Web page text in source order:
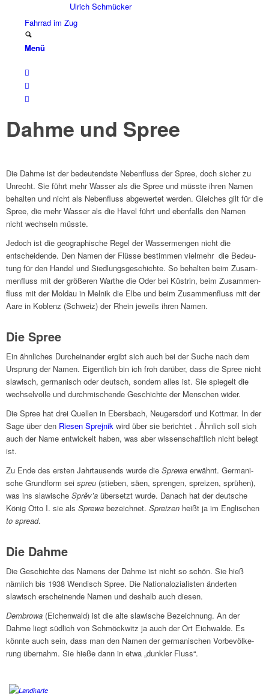
Ulrich Schmücker
Fahr­rad im Zug
Menü
Dahme und Spree
Die Dahme ist der bedeu­tend­ste Neben­fluss der Spree, doch sicher zu
Unrecht. Sie führt mehr Wasser als die Spree und müsste ihren Namen
behal­ten und nicht als Neben­fluss abge­wer­tet werden. Glei­ches gilt für die
Spree, die mehr Wasser als die Havel führt und eben­falls den Namen
nicht wech­seln müsste.
Jedoch ist die geogra­phi­sche Regel der Wasser­men­gen nicht die
entschei­dende. Den Namen der Flüsse bestim­men viel­mehr die Bedeu­
tung für den Handel und Sied­lungs­ge­schichte. So behal­ten beim Zusam­
men­fluss mit der größe­ren Warthe die Oder bei Küstrin, beim Zusam­men­
fluss mit der Moldau in Melnik die Elbe und beim Zusam­men­fluss mit der
Aare in Koblenz (Schweiz) der Rhein jeweils ihren Namen.
Die Spree
Ein ähnli­ches Durch­ein­an­der ergibt sich auch bei der Suche nach dem
Ursprung der Namen. Eigent­lich bin ich froh darüber, dass die Spree nicht
slawisch, germa­nisch oder deutsch, sondern alles ist. Sie spie­gelt die
wech­sel­volle und durch­mi­schende Geschichte der Menschen wider.
Die Spree hat drei Quel­len in Ebers­bach, Neugers­dorf und Kott­mar. In der
Sage über den Riesen Spre­j­nik wird über sie berich­tet . Ähnlich soll sich
auch der Name entwickelt haben, was aber wissen­schaft­lich nicht belegt
ist.
Zu Ende des ersten Jahr­tau­sends wurde die Sprewa erwähnt. Germa­ni­
sche Grund­form sei spreu (stie­ben, säen, spren­gen, sprei­zen, sprü­hen),
was ins slawi­sche Sprěv’a über­setzt wurde. Danach hat der deut­sche
König Otto I. sie als Sprewa bezeich­net. Sprei­zen heißt ja im Engli­schen
to spread.
Die Dahme
Die Geschichte des Namens der Dahme ist nicht so schön. Sie hieß
nämlich bis 1938 Wendisch Spree. Die Natio­na­lo­zia­li­sten änder­ten
slawisch erschei­nende Namen und deshalb auch diesen.
Dembrowa (Eichen­wald) ist die alte slawi­sche Bezeich­nung. An der
Dahme liegt südlich von Schmöck­witz ja auch der Ort Eich­walde. Es
könnte auch sein, dass man den Namen der germa­ni­schen Vorbe­völ­ke­
rung über­nahm. Sie hieße dann in etwa „dunk­ler Fluss“.